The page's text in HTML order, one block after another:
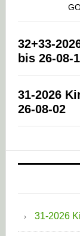
32+33-
bis 26-08-
31-2026
26-08-02
31-2026